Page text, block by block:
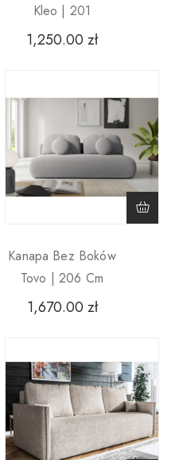
Kleo | 201
1,250.00 zł
Kanapa Bez Boków
Tovo | 206 Cm
1,670.00 zł